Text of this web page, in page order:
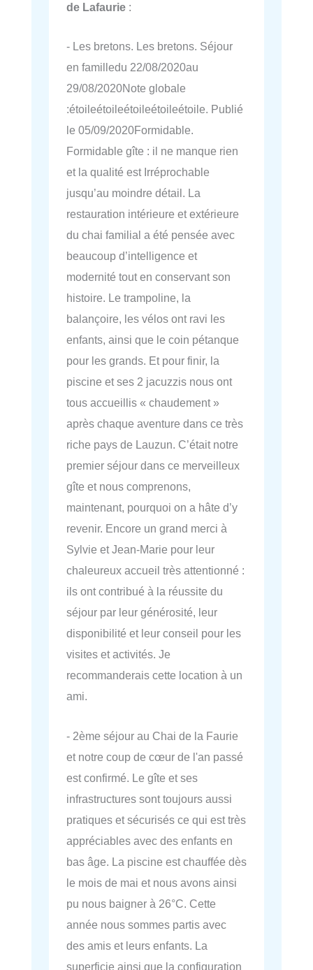
de Lafaurie :
- Les bretons. Les bretons. Séjour
en familledu 22/08/2020au
29/08/2020Note globale
:étoileétoileétoileétoileétoile. Publié
le 05/09/2020Formidable.
Formidable gîte : il ne manque rien
et la qualité est Irréprochable
jusqu’au moindre détail. La
restauration intérieure et extérieure
du chai familial a été pensée avec
beaucoup d’intelligence et
modernité tout en conservant son
histoire. Le trampoline, la
balançoire, les vélos ont ravi les
enfants, ainsi que le coin pétanque
pour les grands. Et pour finir, la
piscine et ses 2 jacuzzis nous ont
tous accueillis « chaudement »
après chaque aventure dans ce très
riche pays de Lauzun. C’était notre
premier séjour dans ce merveilleux
gîte et nous comprenons,
maintenant, pourquoi on a hâte d’y
revenir. Encore un grand merci à
Sylvie et Jean-Marie pour leur
chaleureux accueil très attentionné :
ils ont contribué à la réussite du
séjour par leur générosité, leur
disponibilité et leur conseil pour les
visites et activités. Je
recommanderais cette location à un
ami.
- 2ème séjour au Chai de la Faurie
et notre coup de cœur de l'an passé
est confirmé. Le gîte et ses
infrastructures sont toujours aussi
pratiques et sécurisés ce qui est très
appréciables avec des enfants en
bas âge. La piscine est chauffée dès
le mois de mai et nous avons ainsi
pu nous baigner à 26°C. Cette
année nous sommes partis avec
des amis et leurs enfants. La
superficie ainsi que la configuration